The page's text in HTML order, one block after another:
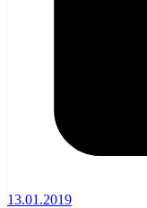
13.01.2019